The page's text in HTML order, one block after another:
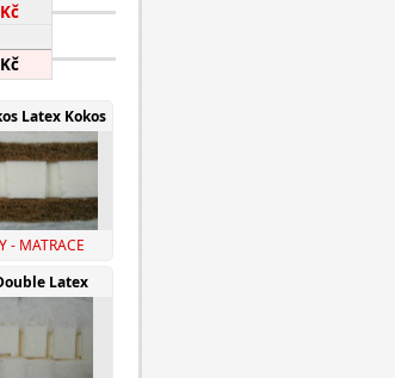
Latex Kokos
- MATRACE
Latex